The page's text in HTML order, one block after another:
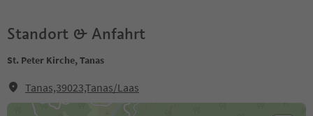
Standort & Anfahrt
St. Peter Kirche, Tanas
Tanas,39023,Tanas/Laas